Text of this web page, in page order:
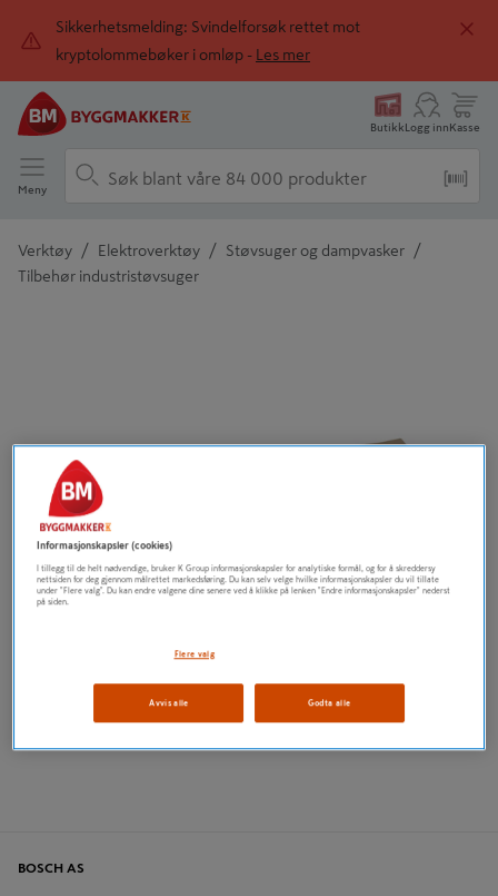
Sikkerhetsmelding: Svindelforsøk rettet mot
kryptolommebøker i omløp -
Les mer
ButikkLogg innKasse
Meny
Verktøy / Elektroverktøy / Støvsuger og dampvasker /
Tilbehør industristøvsuger
BOSCH AS
Informasjonskapsler (cookies)
I tillegg til de helt nødvendige, bruker K Group informasjonskapsler for analytiske formål, og for å skreddersy
nettsiden for deg gjennom målrettet markedsføring. Du kan selv velge hvilke informasjonskapsler du vil tillate
under "Flere valg". Du kan endre valgene dine senere ved å klikke på lenken "Endre informasjonskapsler" nederst
på siden.
Flere valg
Avvis alle Godta alle